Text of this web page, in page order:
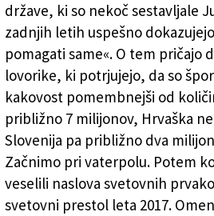
države, ki so nekoč sestavljale
zadnjih letih uspešno
pomagati same«. O tem pričajo
lovorike, ki potrjujejo, da so
kakovost pomembnejši od
približno 7 milijonov, Hrvaška
Slovenija pa približno dva
Začnimo pri vaterpolu. Potem
veselili naslova svetovnih
svetovni prestol leta 2017.